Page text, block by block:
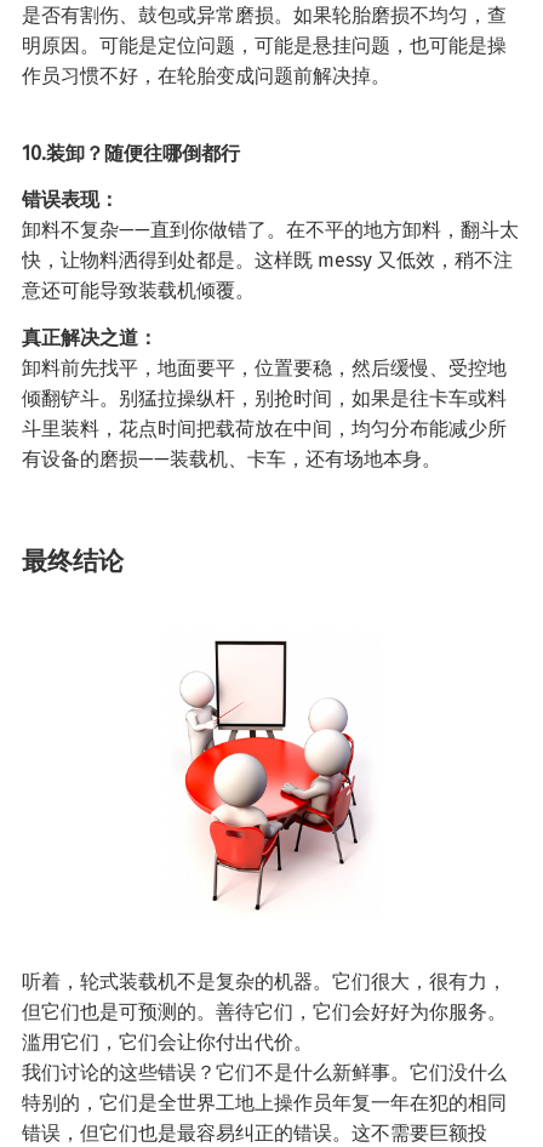
是否有割伤、鼓包或异常磨损。如果轮胎磨损不均匀，查
明原因。可能是定位问题，可能是悬挂问题，也可能是操
作员习惯不好，在轮胎变成问题前解决掉。
10.装卸？随便往哪倒都行
错误表现：
卸料不复杂——直到你做错了。在不平的地方卸料，翻斗太
快，让物料洒得到处都是。这样既 messy 又低效，稍不注
意还可能导致装载机倾覆。
真正解决之道：
卸料前先找平，地面要平，位置要稳，然后缓慢、受控地
倾翻铲斗。别猛拉操纵杆，别抢时间，如果是往卡车或料
斗里装料，花点时间把载荷放在中间，均匀分布能减少所
有设备的磨损——装载机、卡车，还有场地本身。
最终结论
听着，轮式装载机不是复杂的机器。它们很大，很有力，
但它们也是可预测的。善待它们，它们会好好为你服务。
滥用它们，它们会让你付出代价。
我们讨论的这些错误？它们不是什么新鲜事。它们没什么
特别的，它们是全世界工地上操作员年复一年在犯的相同
错误，但它们也是最容易纠正的错误。这不需要巨额投